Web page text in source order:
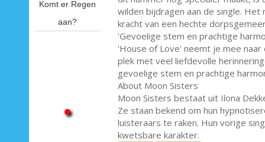
Komt er Regen
aan?
wilden bijdragen aan de single. Het
kracht van een hechte
'Gevoelige stem en prachtige
'House of Love' neemt je mee
plek met veel liefdevolle
gevoelige stem en prachtige
About Moon Sisters
Moon Sisters bestaat uit Ilona
Ze staan bekend om hun
luisteraars te raken. Hun vorige
kwetsbare karakter.